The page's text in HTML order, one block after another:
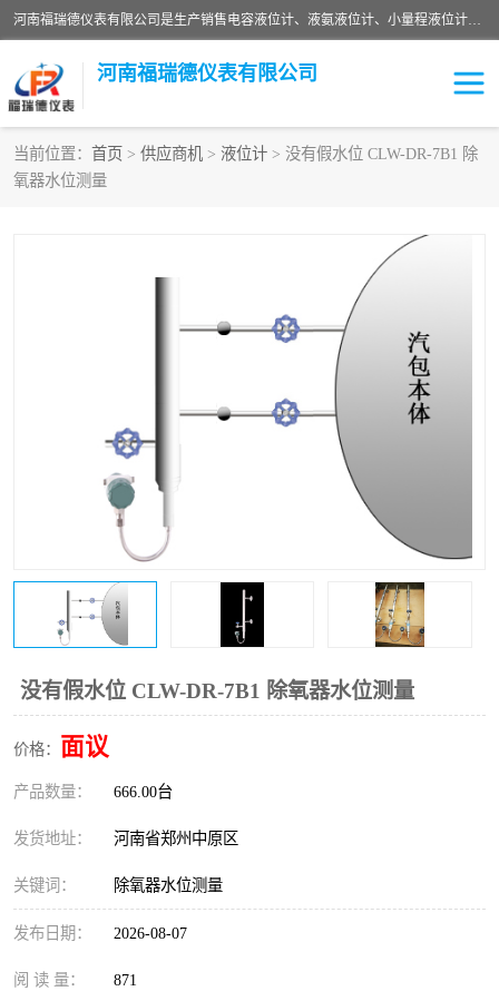
河南福瑞德仪表有限公司是生产销售电容液位计、液氨液位计、小量程液位计定制、智能锅炉水位计、液氮液位计等；并在产品开发、研制的过程中，吸取国内外仪器仪表的技术精华，建立了一支高、精、尖的科研开发队伍，使产品性能不断升级。
河南福瑞德仪表有限公司
当前位置： 首页 > 供应商机 > 液位计 > 没有假水位 CLW-DR-7B1 除
氧器水位测量
没有假水位 CLW-DR-7B1 除氧器水位测量
价格： 面议
产品数量： 666.00台
发货地址： 河南省郑州中原区
关键词： 除氧器水位测量
发布日期： 2026-08-07
阅 读 量： 871
液位计
液氮液位计
液位计传感器定制
物位计
温度变送器
流量仪表 加油站液位仪